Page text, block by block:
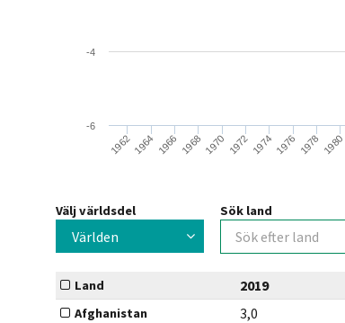
19621964 1966 1968 1970 1972 1974 1976 1978 1980
-6
-4
Välj världsdel
Världen
Sök land
Land 2019
Afghanistan 3,0